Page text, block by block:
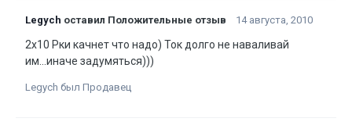
Legych оставил Положительные отзыв 14 августа, 2010
2х10 Рки качнет что надо) Ток долго не наваливай
им...иначе задумяться)))
Legych был Продавец